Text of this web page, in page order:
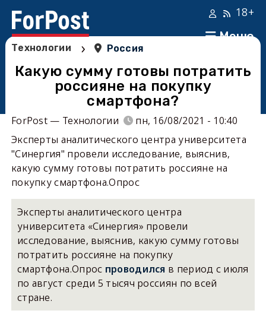
Меню
18+
Технологии › Россия
Какую сумму готовы потратить
россияне на покупку
смартфона?
ForPost — Технологии
пн, 16/08/2021 - 10:40
Эксперты аналитического центра университета
"Синергия" провели исследование, выяснив,
какую сумму готовы потратить россияне на
покупку смартфона.Опрос
Эксперты аналитического центра
университета «Синергия» провели
исследование, выяснив, какую сумму готовы
потратить россияне на покупку
смартфона.Опрос проводился в период с июля
по август среди 5 тысяч россиян по всей
стране.